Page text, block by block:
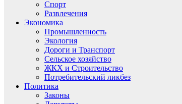
Спорт
Развлечения
Экономика
Промышленность
Экология
Дороги и Транспорт
Сельское хозяйство
ЖКХ и Строительство
Потребительский ликбез
Политика
Законы